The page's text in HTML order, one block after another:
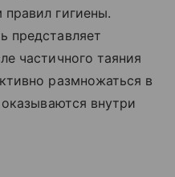
гигиены.
представляет
частичного таяния
размножаться в
внутри